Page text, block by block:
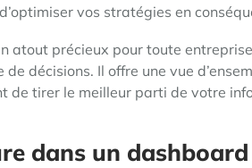
vos stratégies en
atout précieux pour toute
décisions. Il offre une vue
de tirer le meilleur parti de votre
dans un